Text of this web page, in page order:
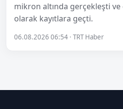
mikron altında gerçekleşti
olarak kayıtlara geçti.
06.08.2026 06:54 · TRT Haber